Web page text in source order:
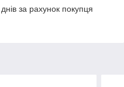
за рахунок покупця